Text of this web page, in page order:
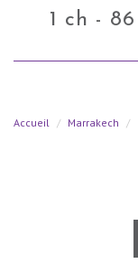
1 ch - 86 m² au 3ieme etage -
Accueil Marrakech